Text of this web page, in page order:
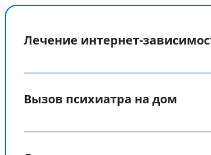
Лечение интернет-
Вызов психиатра на дом